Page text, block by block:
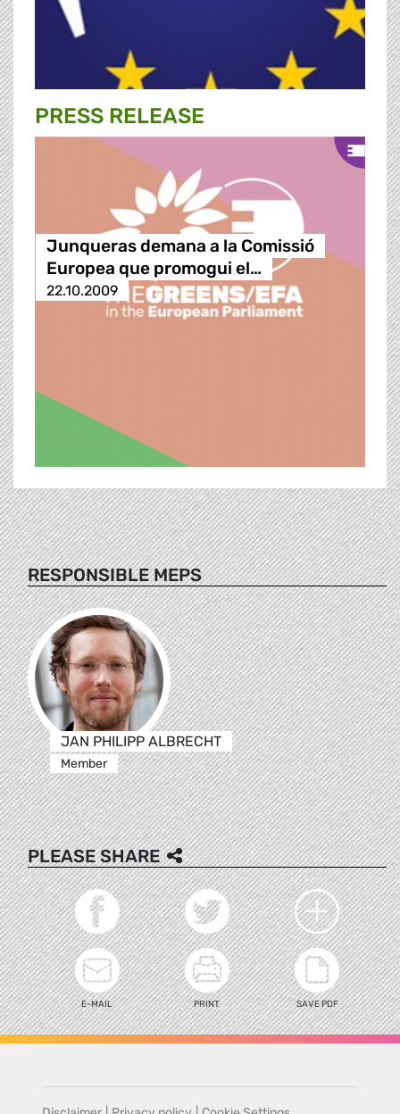
PRESS RELEASE
Junqueras demana a la Comissió
Europea que promogui el…
22.10.2009
RESPONSIBLE MEPS
JAN PHILIPP ALBRECHT
Member
PLEASE SHARE
E-MAIL PRINT SAVE PDF